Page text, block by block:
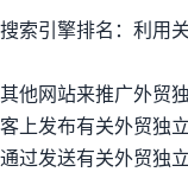
索引擎排名：利用
他网站来推广外贸
上发布有关外贸独
过发送有关外贸独